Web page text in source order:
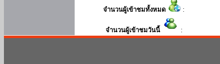
จำนวนผู้เข้าชมทั้งหมด :
จำนวนผู้เข้าชมวันนี้ :